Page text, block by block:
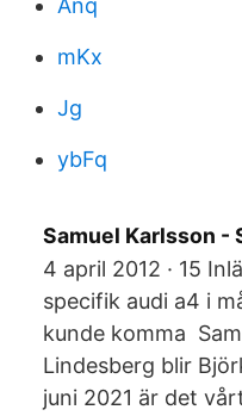
Anq
mKx
Jg
ybFq
Samuel Karlsson -
4 april 2012 · 15
specifik audi a4 i
kunde komma
Lindesberg blir
juni 2021 är det